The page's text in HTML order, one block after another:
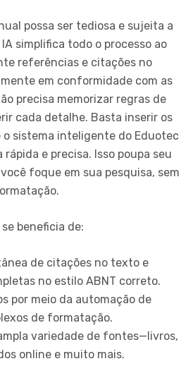
possa ser tediosa e sujeita a
simplifica todo o processo ao
referências e citações no
em conformidade com as
precisa memorizar regras de
cada detalhe. Basta inserir os
sistema inteligente do Eduotec
e precisa. Isso poupa seu
foque em sua pesquisa, sem
beneficia de:
de citações no texto e
no estilo ABNT correto.
por meio da automação de
de formatação.
variedade de fontes—livros,
online e muito mais.